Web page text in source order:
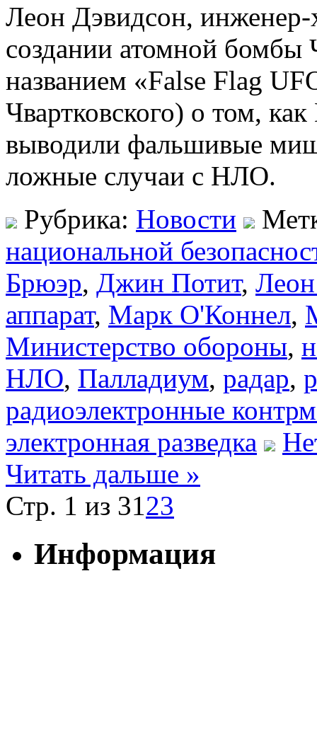
Леон Дэвидсон,
создании атомной бомбы
названием «False Flag
Чвартковского) о том,
выводили фальшивые
ложные случаи с НЛО.
Рубрика: Новости
национальной
Брюэр, Джин Потит,
аппарат, Марк О'Коннел,
Министерство обороны,
НЛО, Палладиум, радар,
радиоэлектронные
электронная разведка
Читать дальше »
Стр. 1 из 31 23
Информация